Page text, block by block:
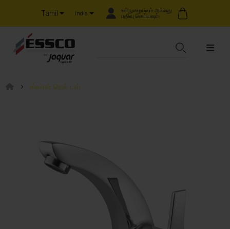
Tamil India உள்நுழையவும் அல்லது
பதிவு செய்யவும்
ஸ்வான் நெக் டாப்